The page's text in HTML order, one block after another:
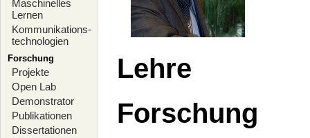
Maschinelles
Lernen
Kommunikations-
technologien
Forschung
Projekte
Open Lab
Demonstrator
Publikationen
Dissertationen
Lehre
Forschung